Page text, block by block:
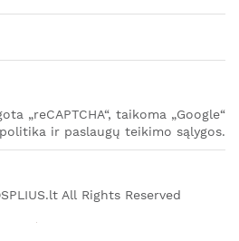
„reCAPTCHA“, taikoma „Google“
ir paslaugų teikimo sąlygos.
All Rights Reserved